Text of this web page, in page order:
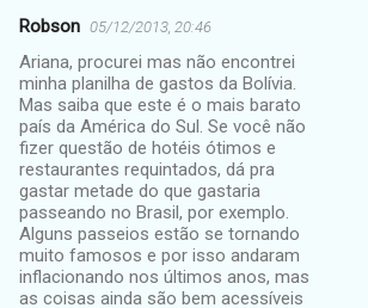
Robson 05/12/2013, 20:46
Ariana, procurei mas não encontrei
minha planilha de gastos da Bolívia.
Mas saiba que este é o mais barato
país da América do Sul. Se você não
fizer questão de hotéis ótimos e
restaurantes requintados, dá pra
gastar metade do que gastaria
passeando no Brasil, por exemplo.
Alguns passeios estão se tornando
muito famosos e por isso andaram
inflacionando nos últimos anos, mas
as coisas ainda são bem acessíveis